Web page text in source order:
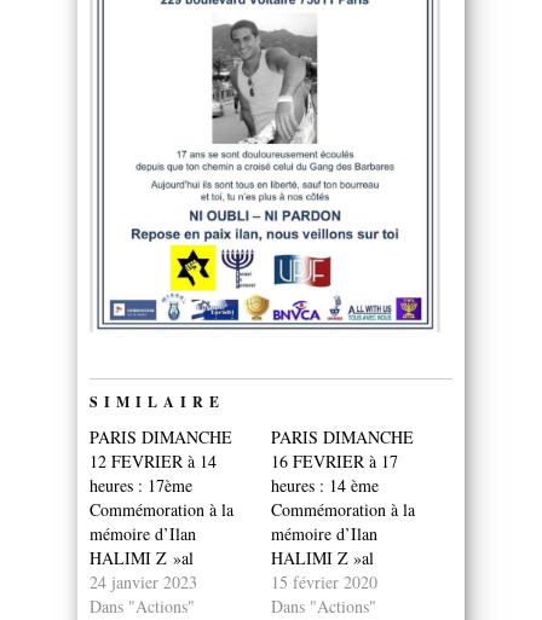
SIMILAIRE
PARIS DIMANCHE
12 FEVRIER à 14
heures : 17ème
Commémoration à la
mémoire d’Ilan
HALIMI Z »al
24 janvier 2023
Dans "Actions"
PARIS DIMANCHE
16 FEVRIER à 17
heures : 14 ème
Commémoration à la
mémoire d’Ilan
HALIMI Z »al
15 février 2020
Dans "Actions"